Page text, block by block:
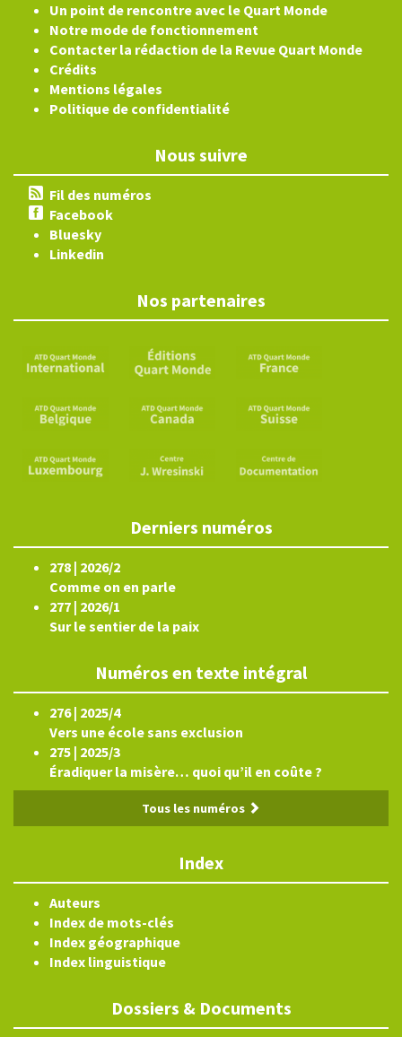
Un point de rencontre avec le Quart Monde
Notre mode de fonctionnement
Contacter la rédaction de la Revue Quart Monde
Crédits
Mentions légales
Politique de confidentialité
Nous suivre
Fil des numéros
Facebook
Bluesky
Linkedin
Nos partenaires
Derniers numéros
278 | 2026/2
Comme on en parle
277 | 2026/1
Sur le sentier de la paix
Numéros en texte intégral
276 | 2025/4
Vers une école sans exclusion
275 | 2025/3
Éradiquer la misère… quoi qu’il en coûte ?
Tous les numéros
Index
Auteurs
Index de mots-clés
Index géographique
Index linguistique
Dossiers & Documents